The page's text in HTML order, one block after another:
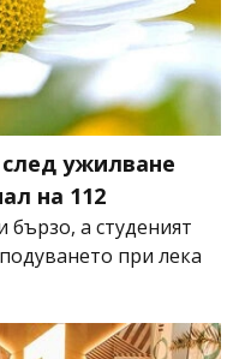
ужилване
на 112
бързо, а студеният
при лека